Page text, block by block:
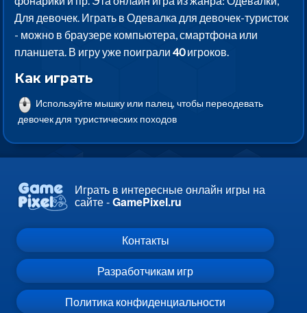
Для девочек. Играть в Одевалка для девочек-туристок
- можно в браузере компьютера, смартфона или
планшета. В игру уже поиграли40игроков.
Как играть
Используйте мышку или палец, чтобы переодевать
девочек для туристических походов
Играть в интересные онлайн игры на
сайте -GamePixel.ru
Контакты
Разработчикам игр
Политика конфиденциальности